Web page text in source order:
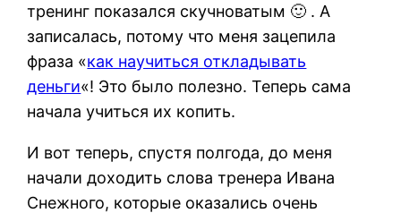
тренинг показался скучноватым 🙂 . А
записалась, потому что меня зацепила
фраза «как научиться откладывать
деньги«! Это было полезно. Теперь сама
начала учиться их копить.
И вот теперь, спустя полгода, до меня
начали доходить слова тренера Ивана
Снежного, которые оказались очень